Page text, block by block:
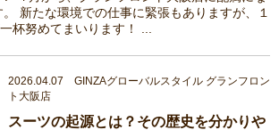
新たな環境での仕事に緊張もありますが、１
杯努めてまいります！ ...
2026.04.07 GINZAグローバルスタイル グランフロン
ト大阪店
スーツの起源とは？その歴史を分かりや